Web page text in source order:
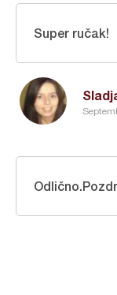
Super ručak!